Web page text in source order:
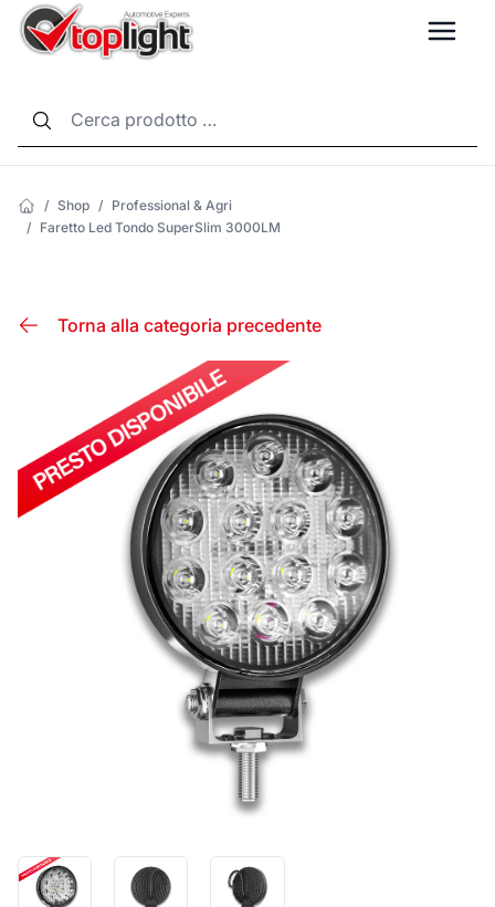
/ Shop / Professional & Agri
/ Faretto Led Tondo SuperSlim 3000LM
Torna alla categoria precedente